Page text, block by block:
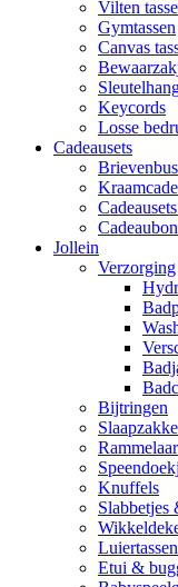
Vilten
Gymtassen
Canvas
Keycords
Losse
Cadeausets
Jollein
Verzorging
Bijtringen
Knuffels
Slabbetjes
Etui &